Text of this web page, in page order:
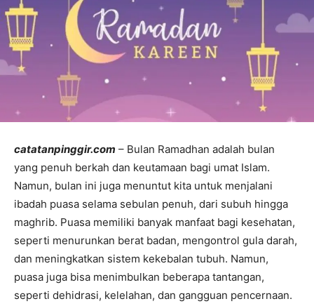
catatanpinggir.com – Bulan Ramadhan adalah bulan
yang penuh berkah dan keutamaan bagi umat Islam.
Namun, bulan ini juga menuntut kita untuk menjalani
ibadah puasa selama sebulan penuh, dari subuh hingga
maghrib. Puasa memiliki banyak manfaat bagi kesehatan,
seperti menurunkan berat badan, mengontrol gula darah,
dan meningkatkan sistem kekebalan tubuh. Namun,
puasa juga bisa menimbulkan beberapa tantangan,
seperti dehidrasi, kelelahan, dan gangguan pencernaan.